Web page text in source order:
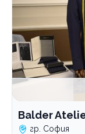
Balder
гр. София